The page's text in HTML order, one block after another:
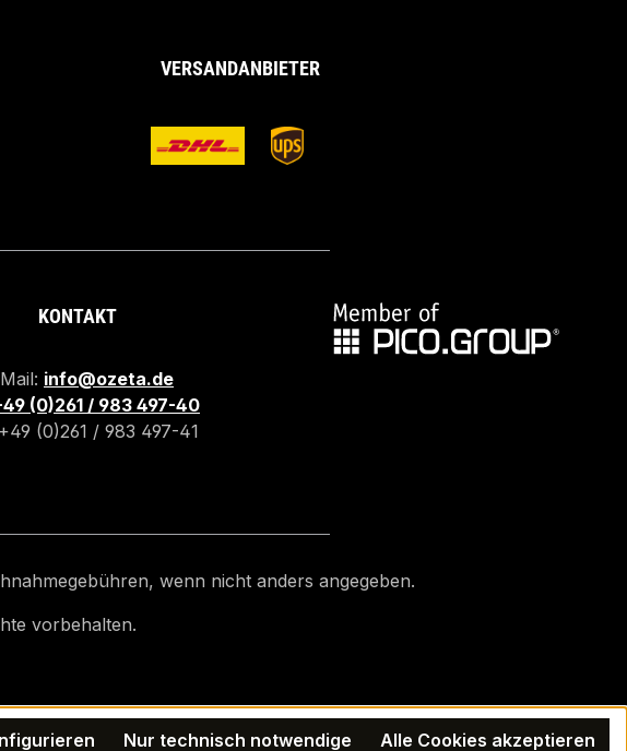
VERSANDANBIETER
KONTAKT
info@ozeta.de
(0)261 / 983 497-40
(0)261 / 983 497-41
wenn nicht anders angegeben.
vorbehalten.
Nur technisch notwendige Alle Cookies akzeptieren